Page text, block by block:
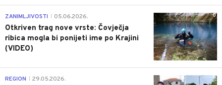
0
ZANIMLJIVOSTI 05.06.2026.
Otkriven trag nove vrste: Čovječja
ribica mogla bi ponijeti ime po Krajini
(VIDEO)
0
REGION 29.05.2026.